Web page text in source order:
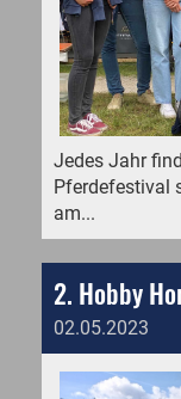
Jedes Jahr
Pferdefestival
am...
2. Hobby
02.05.2023